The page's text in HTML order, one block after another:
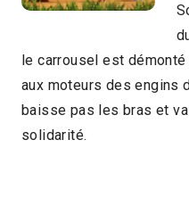
le carrousel est
aux moteurs des engins
baisse pas les bras et
solidarité.